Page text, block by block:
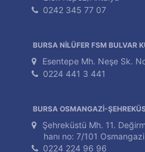
0242 345 77 07
BURSA NİLÜFER FSM BULVAR
Esentepe Mh. Neşe Sk.
0224 441 3 441
BURSA OSMANGAZİ-
Şehreküstü Mh. 11.
hanı no: 7/101
0224 224 96 96